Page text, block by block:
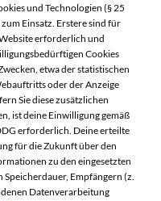
54340
Woche:
20:00 Uhr
Uhr
Uhr
Uhr
und Technologien (§ 25
Einsatz. Erstere sind für
erforderlich und
Cookies
etwa der statistischen
oder der Anzeige
Sie diese zusätzlichen
ist deine Einwilligung gemäß
erforderlich. Deine erteilte
für die Zukunft über den
zu den eingesetzten
Empfängern (z.
Datenverarbeitung